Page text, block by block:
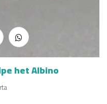
het Albino